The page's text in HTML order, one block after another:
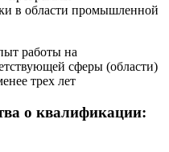
в области промышленной
работы на
сферы (области)
трех лет
о квалификации: